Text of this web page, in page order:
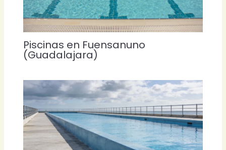
Piscinas en Fuensanuno
(Guadalajara)